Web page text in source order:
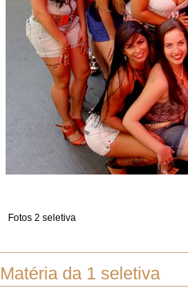
Fotos 2 seletiva
Matéria da 1 seletiva